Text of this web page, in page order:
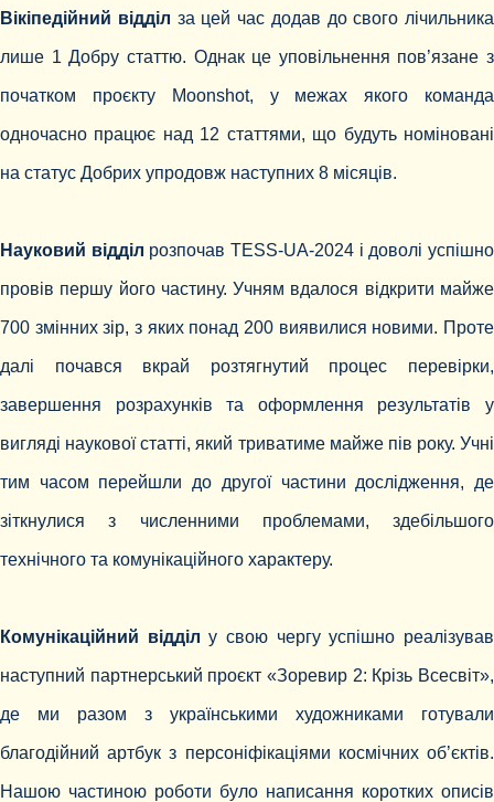
Вікіпедійний відділ за цей час додав до свого лічильника
лише 1 Добру статтю. Однак це уповільнення пов’язане з
початком проєкту Moonshot, у межах якого команда
одночасно працює над 12 статтями, що будуть номіновані
на статус Добрих упродовж наступних 8 місяців.
Науковий відділ розпочав TESS-UA-2024 і доволі успішно
провів першу його частину. Учням вдалося відкрити майже
700 змінних зір, з яких понад 200 виявилися новими. Проте
далі почався вкрай розтягнутий процес перевірки,
завершення розрахунків та оформлення результатів у
вигляді наукової статті, який триватиме майже пів року. Учні
тим часом перейшли до другої частини дослідження, де
зіткнулися з численними проблемами, здебільшого
технічного та комунікаційного характеру.
Комунікаційний відділ у свою чергу успішно реалізував
наступний партнерський проєкт «Зоревир 2: Крізь Всесвіт»,
де ми разом з українськими художниками готували
благодійний артбук з персоніфікаціями космічних об’єктів.
Нашою частиною роботи було написання коротких описів